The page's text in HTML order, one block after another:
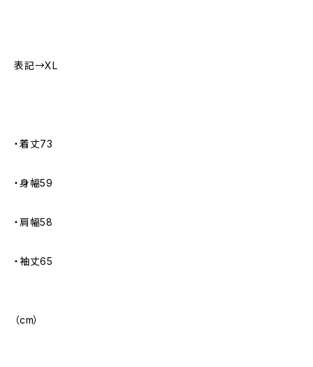
表記→XL
・着丈73
・身幅59
・肩幅58
・袖丈65
（cm）